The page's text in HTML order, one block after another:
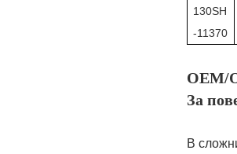
130SH
-11370
OEM/
За
В